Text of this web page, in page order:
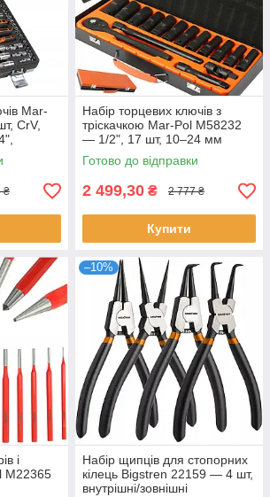
Mar-
CrV,
₴
Набір торцевих ключів з
тріскачкою Mar-Pol M58232
— 1/2", 17 шт, 10–24 мм
Готово до відправки
2 499,30 ₴ 2 777 ₴
Купити
і
M22365
–10%
Набір щипців для стопорних
кілець Bigstren 22159 — 4 шт,
внутрішні/зовнішні